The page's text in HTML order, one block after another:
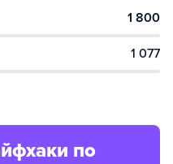
1 800
1 077
по